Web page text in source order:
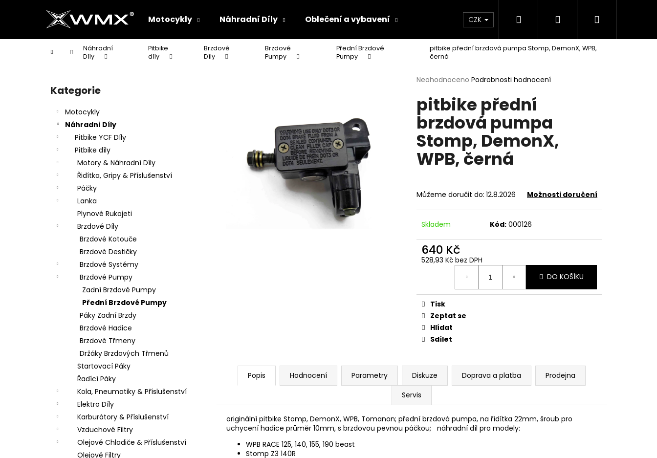
Motocykly Náhradní Díly Oblečení a vybavení Oleje & Maziva Příslušenství Dárkové
CZK Hledat PřihlášeníNákupní
Domů
Náhradní
Díly
Pitbike
díly
Brzdové
Díly
Brzdové
Pumpy
Přední Brzdové
Pumpy
pitbike přední brzdová pumpa Stomp, DemonX, WPB,
černá
Přeskočit
kategorie
Kategorie
Motocykly
Náhradní Díly
Pitbike YCF Díly
Pitbike díly
Motory & Náhradní Díly
Řidítka, Gripy & Příslušenství
Páčky
Lanka
Plynové Rukojeti
Brzdové Díly
Brzdové Kotouče
Brzdové Destičky
Brzdové Systémy
Brzdové Pumpy
Zadní Brzdové Pumpy
Přední Brzdové Pumpy
Páky Zadní Brzdy
Brzdové Hadice
Brzdové Třmeny
Držáky Brzdových Třmenů
Startovací Páky
Řadící Páky
Kola, Pneumatiky & Příslušenství
Elektro Díly
Karburátory & Příslušenství
Vzduchové Filtry
Olejové Chladiče & Příslušenství
Olejové Filtry
Průměrné
produktu
je
0,0
5
hvězdiček.
Neohodnoceno Podrobnosti hodnocení
pitbike přední
brzdová pumpa
Stomp, DemonX,
WPB, černá
Můžeme doručit do: 12.8.2026 Možnosti doručení
Skladem Kód: 000126
640 Kč
528,93 Kč bez DPH
DO KOŠÍKU
Tisk
Zeptat se
Hlídat
Sdílet
Popis Hodnocení Parametry Diskuze Doprava a platba
Prodejna
Servis
originální pitbike Stomp, DemonX, WPB, Tomanon; přední brzdová pumpa, na řídítka 22mm, šroub pro
uchycení hadice průměr 10mm, s brzdovou pevnou páčkou; náhradní díl pro modely:
WPB RACE 125, 140, 155, 190 beast
Stomp Z3 140R
í
Zpět
do
Zpět
do
Co potřebujete najít?
Doporučujeme
Následující
LOŽISKO KOLA 6202 2RS STOMP,
DEMONX ,WPB
PITBIKE BRZDOVÁ PÁČKA WPB RACE
PITBIKE DUŠE ZADNÍ 14 PALCŮ